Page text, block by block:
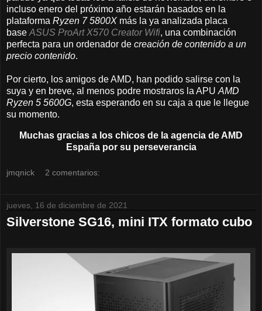
incluso enero del próximo año estarán basados en la
plataforma Ryzen 7 5800X más la ya analizada placa
base ASUS ProArt X570 Creator Wifi, una combinación
perfecta para un ordenador de creación de contenido a un
precio contenido.
Por cierto, los amigos de AMD, han podido salirse con la
suya y en breve, al menos podre mostraros la APU AMD
Ryzen 5 5600G, esta esperando en su caja a que le llegue
su momento.
Muchas gracias a los chicos de la agencia de AMD
España por su perseverancia
jmqnick 2 comentarios:
jueves, 16 de diciembre de 2021
Silverstone SG16, mini ITX formato cubo